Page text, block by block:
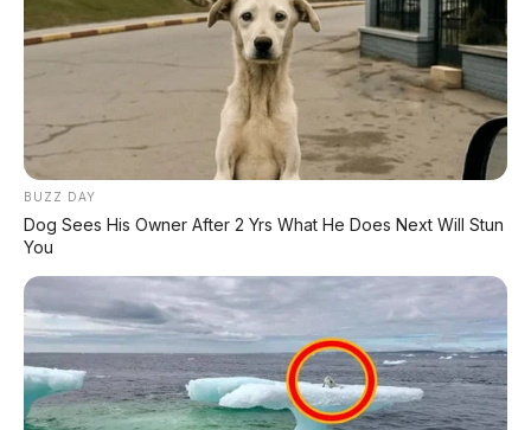
🚗 Peugeot Polygon Debut, Setir
Hypersquare Tanpa Layar
Steer-by-wire, HUD 31 inci, jarak 500 km
BUZZ DAY
Dog Sees His Owner After 2 Yrs What He Does Next Will Stun
You